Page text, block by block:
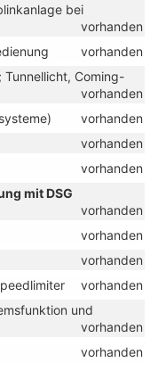
bei
vorhanden
vorhanden
Tunnellicht, Coming-
vorhanden
vorhanden
vorhanden
vorhanden
mit DSG
vorhanden
vorhanden
vorhanden
vorhanden
und
vorhanden
vorhanden